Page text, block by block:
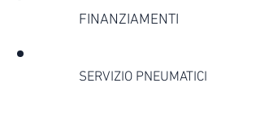
FINANZIAMENTI
SERVIZIO PNEUMATICI